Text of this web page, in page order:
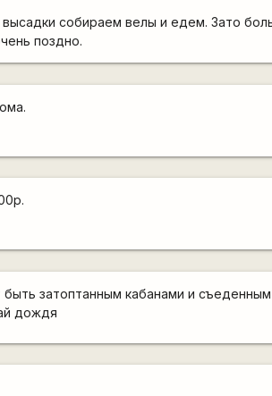
собираем велы и едем. Зато
поздно.
быть затоптанным кабанами и
дождя